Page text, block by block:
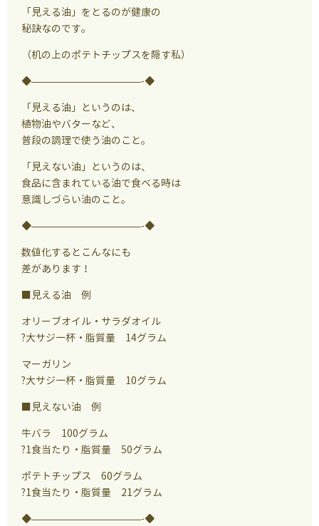
「見える油」をとるのが健康の
秘訣なのです。
（机の上のポテトチップスを隠す私）
◆———————————-◆
「見える油」というのは、
植物油やバターなど、
普段の調理で使う油のこと。
「見えない油」というのは、
食品に含まれている油で食べる時は
意識しづらい油のこと。
◆———————————-◆
数値化するとこんなにも
差があります！
■見える油 例
オリーブオイル・サラダオイル
?大サジ一杯・脂質量 14グラム
マーガリン
?大サジ一杯・脂質量 10グラム
■見えない油 例
牛バラ 100グラム
?1食当たり・脂質量 50グラム
ポテトチップス 60グラム
?1食当たり・脂質量 21グラム
◆———————————-◆